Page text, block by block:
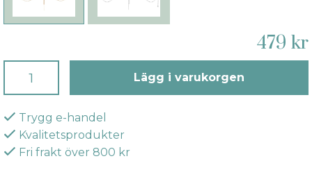
479 kr
Lägg i varukorgen
Trygg e-handel
Kvalitetsprodukter
Fri frakt över 800 kr